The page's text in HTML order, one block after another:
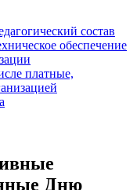
состав
обеспечение
платные,
Дню